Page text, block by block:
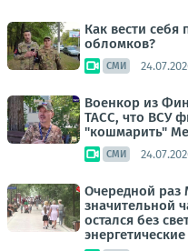
Как вести
обломков?
СМИ
Военкор из
ТАСС, что ВСУ
"кошмарить"
СМИ
Очередной раз
значительной
остался без